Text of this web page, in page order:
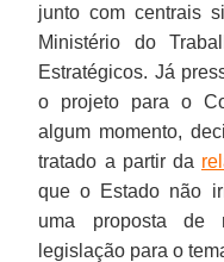
junto com centrais
Ministério do
Estratégicos. Já
o projeto para o
algum momento,
tratado a partir da
que o Estado não
uma proposta de
legislação para o